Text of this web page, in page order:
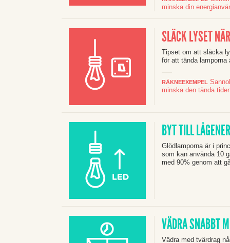
minska din
SLÄCK LYSET
Tipset om att släcka
för att tända
RÄKNEEXEMPEL
minska den tända
BYT TILL
Glödlamporna är i
som kan använda 10
med 90% genom att
VÄDRA SNABBT
Vädra med tvärdrag